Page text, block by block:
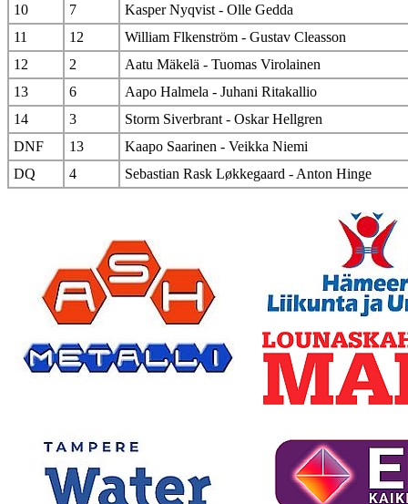
10
7
Kasper Nyqvist - Olle Gedda
11
12
William Flkenström - Gustav Cleasson
12
2
Aatu Mäkelä - Tuomas Virolainen
13
6
Aapo Halmela - Juhani Ritakallio
14
3
Storm Siverbrant - Oskar Hellgren
DNF
13
Kaapo Saarinen - Veikka Niemi
DQ
4 Sebastian Rask Løkkegaard - Anton Hinge